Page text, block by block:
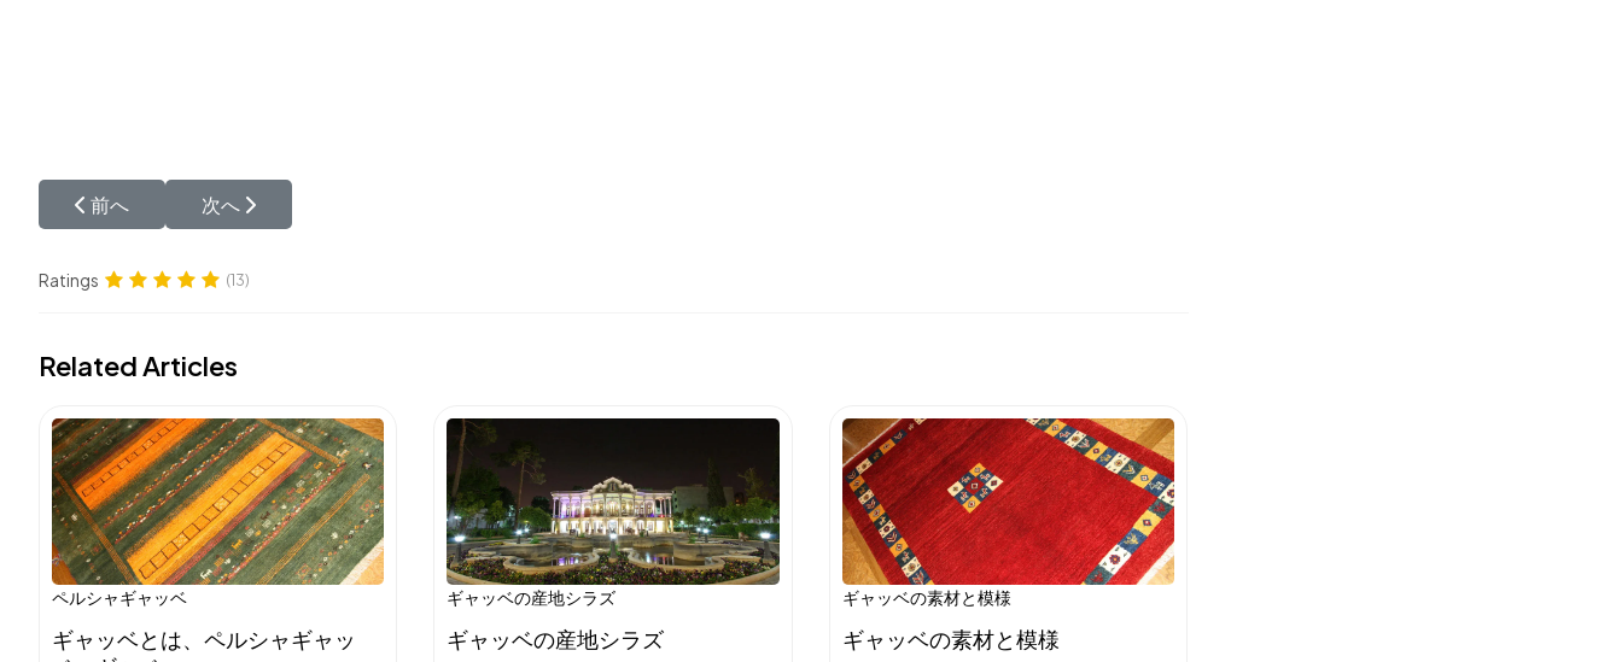
前の記事へ: ギャッベと絨毯の違い
前へ 次の記事へ: ギャッベとキリムの違いさ
次へ
Ratings (13)
Related Articles
ペルシャギャッベ
ギャッベとは、ペルシャギャッ
ギャッベの産地シラズ
ギャッベの産地シラズ
ギャッベの素材と模様
ギャッベの素材と模様